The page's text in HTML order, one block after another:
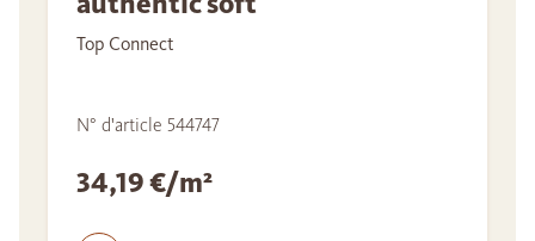
Top Connect
N° d'article 544747
34,19 €/m²